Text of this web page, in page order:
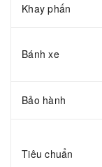
Khay phấn
Bánh xe
Bảo hành
Tiêu chuẩn